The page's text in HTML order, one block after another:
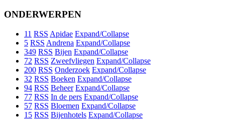
ONDERWERPEN
11 RSS Apidae Expand/Collapse
5 RSS Andrena Expand/Collapse
349 RSS Bijen Expand/Collapse
72 RSS Zweefvliegen Expand/Collapse
200 RSS Onderzoek Expand/Collapse
32 RSS Boeken Expand/Collapse
94 RSS Beheer Expand/Collapse
77 RSS In de pers Expand/Collapse
57 RSS Bloemen Expand/Collapse
15 RSS Bijenhotels Expand/Collapse